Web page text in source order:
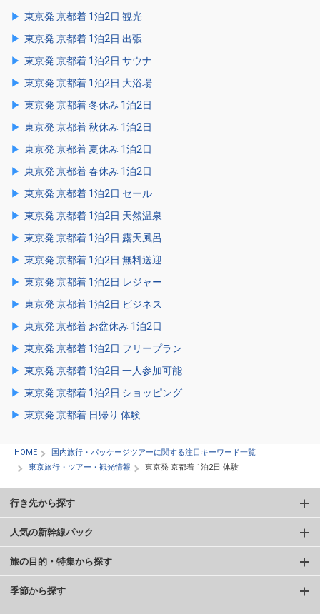
東京発 京都着 1泊2日 観光
東京発 京都着 1泊2日 出張
東京発 京都着 1泊2日 サウナ
東京発 京都着 1泊2日 大浴場
東京発 京都着 冬休み 1泊2日
東京発 京都着 秋休み 1泊2日
東京発 京都着 夏休み 1泊2日
東京発 京都着 春休み 1泊2日
東京発 京都着 1泊2日 セール
東京発 京都着 1泊2日 天然温泉
東京発 京都着 1泊2日 露天風呂
東京発 京都着 1泊2日 無料送迎
東京発 京都着 1泊2日 レジャー
東京発 京都着 1泊2日 ビジネス
東京発 京都着 お盆休み 1泊2日
東京発 京都着 1泊2日 フリープラン
東京発 京都着 1泊2日 一人参加可能
東京発 京都着 1泊2日 ショッピング
東京発 京都着 日帰り 体験
HOME
国内旅行・パッケージツアーに関する注目キーワード一覧
東京旅行・ツアー・観光情報
東京発 京都着 1泊2日 体験
行き先から探す
人気の新幹線パック
旅の目的・特集から探す
季節から探す